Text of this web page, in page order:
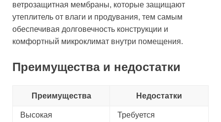
ветрозащитная мембраны, которые защищают
утеплитель от влаги и продувания, тем самым
обеспечивая долговечность конструкции и
комфортный микроклимат внутри помещения.
Преимущества и недостатки
Преимущества Недостатки
Высокая
Требуется